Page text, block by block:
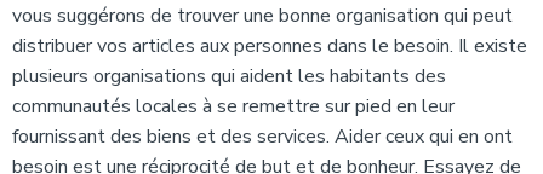
vous suggérons de trouver une bonne organisation qui peut
distribuer vos articles aux personnes dans le besoin. Il existe
plusieurs organisations qui aident les habitants des
communautés locales à se remettre sur pied en leur
fournissant des biens et des services. Aider ceux qui en ont
besoin est une réciprocité de but et de bonheur. Essayez de